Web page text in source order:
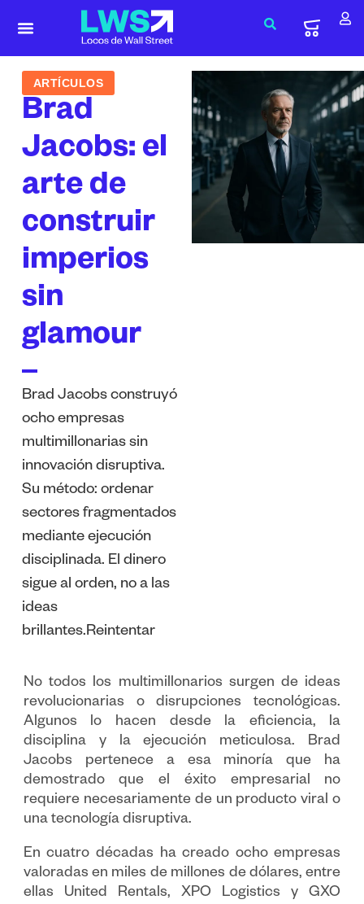
ARTÍCULOS
Brad
Jacobs: el
arte de
construir
imperios
sin
glamour
Brad Jacobs construyó
ocho empresas
multimillonarias sin
innovación disruptiva.
Su método: ordenar
sectores fragmentados
mediante ejecución
disciplinada. El dinero
sigue al orden, no a las
ideas
brillantes.Reintentar
No todos los multimillonarios surgen de ideas
revolucionarias o disrupciones tecnológicas.
Algunos lo hacen desde la eficiencia, la
disciplina y la ejecución meticulosa. Brad
Jacobs pertenece a esa minoría que ha
demostrado que el éxito empresarial no
requiere necesariamente de un producto viral o
una tecnología disruptiva.
En cuatro décadas ha creado ocho empresas
valoradas en miles de millones de dólares, entre
ellas United Rentals, XPO Logistics y GXO